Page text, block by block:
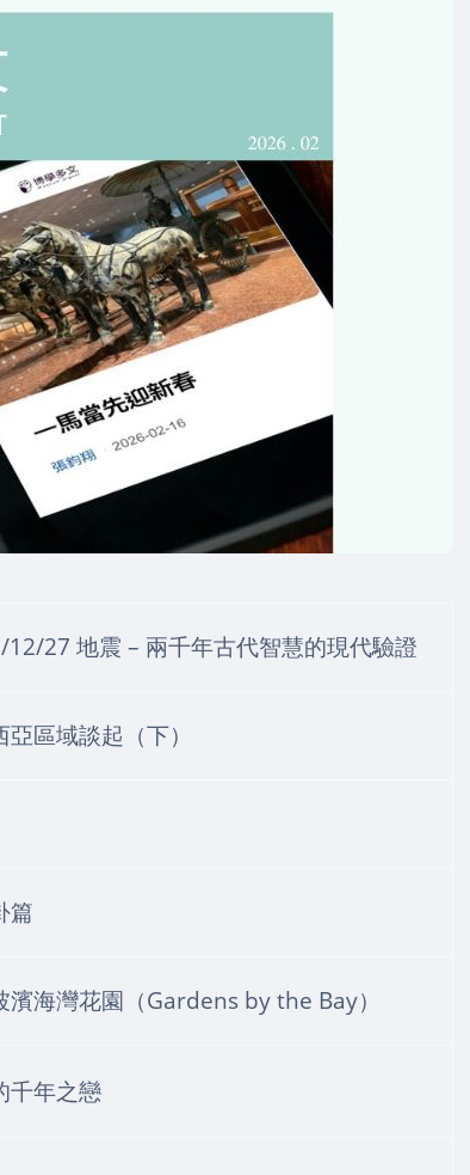
27 地震 – 兩千年古代智慧的現代驗證
區域談起（下）
篇
海灣花園（Gardens by the Bay）
千年之戀